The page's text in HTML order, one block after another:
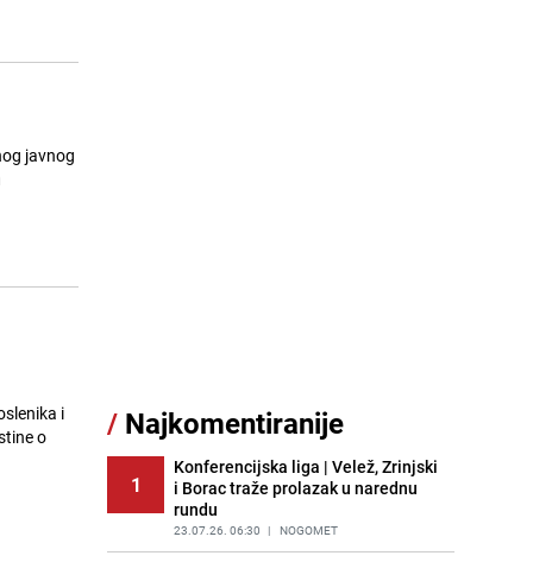
javnog
i
o
11
KS opkolili zgradu
LOKALNE TEME
12
Šta se dešava u sarajevskom
naselju Vraca? Policija zaprimila
dojavu, izašli na teren
PRIJE 2 DANA | CRNA HRONIKA
/ Najkomentiranije
1
Konferencijska liga | Velež, Zrinjski
i Borac traže prolazak u narednu
rundu
23.07.26. 06:30 | NOGOMET